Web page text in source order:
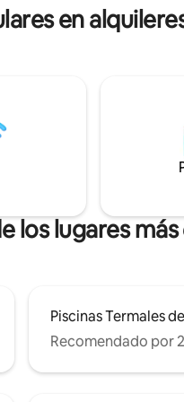
de sol desde su jacuzzi
en
los lugares
Piscinas Termales
Recomendado por